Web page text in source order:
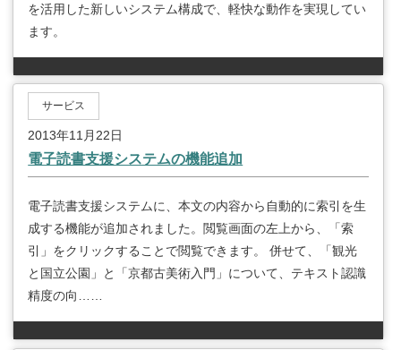
を活用した新しいシステム構成で、軽快な動作を実現してい
ます。
サービス
2013年11月22日
電子読書支援システムの機能追加
電子読書支援システムに、本文の内容から自動的に索引を生
成する機能が追加されました。閲覧画面の左上から、「索
引」をクリックすることで閲覧できます。 併せて、「観光
と国立公園」と「京都古美術入門」について、テキスト認識
精度の向……